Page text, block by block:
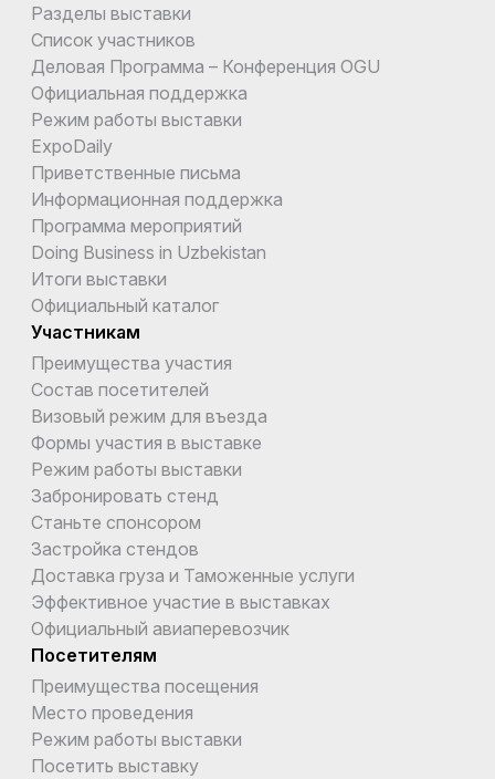
Разделы выставки
Список участников
Деловая Программа – Конференция OGU
Официальная поддержка
Режим работы выставки
ExpoDaily
Приветственные письма
Информационная поддержка
Программа мероприятий
Doing Business in Uzbekistan
Итоги выставки
Официальный каталог
Участникам
Преимущества участия
Состав посетителей
Визовый режим для въезда
Формы участия в выставке
Режим работы выставки
Забронировать стенд
Станьте спонсором
Застройка стендов
Доставка груза и Таможенные услуги
Эффективное участие в выставках
Официальный авиаперевозчик
Посетителям
Преимущества посещения
Место проведения
Режим работы выставки
Посетить выставку